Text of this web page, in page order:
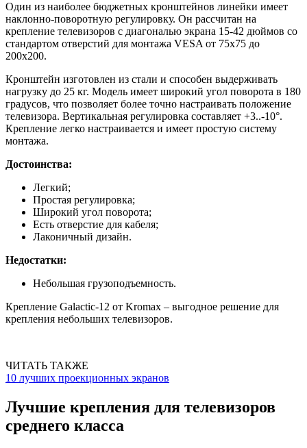
Один из наиболее бюджетных кронштейнов линейки имеет
наклонно-поворотную регулировку. Он рассчитан на
крепление телевизоров с диагональю экрана 15-42 дюймов со
стандартом отверстий для монтажа VESA от 75х75 до
200х200.
Кронштейн изготовлен из стали и способен выдерживать
нагрузку до 25 кг. Модель имеет широкий угол поворота в 180
градусов, что позволяет более точно настраивать положение
телевизора. Вертикальная регулировка составляет +3..-10°.
Крепление легко настраивается и имеет простую систему
монтажа.
Достоинства:
Легкий;
Простая регулировка;
Широкий угол поворота;
Есть отверстие для кабеля;
Лаконичный дизайн.
Недостатки:
Небольшая грузоподъемность.
Крепление Galactic-12 от Kromax – выгодное решение для
крепления небольших телевизоров.
ЧИТАТЬ ТАКЖЕ
10 лучших проекционных экранов
Лучшие крепления для телевизоров
среднего класса